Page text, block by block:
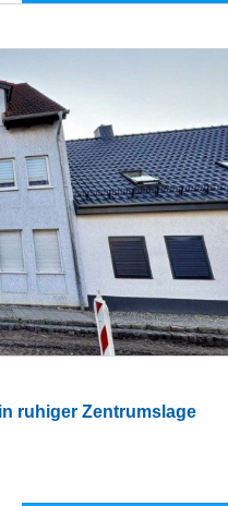
ruhiger Zentrumslage